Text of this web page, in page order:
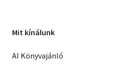
Mit kínálunk
AI Könyvajánló